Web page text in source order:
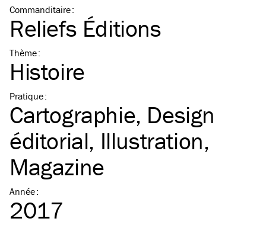
Commanditaire:
Reliefs Éditions
Thème:
Histoire
Pratique:
Cartographie Design
éditorial Illustration
Magazine
Année:
2017